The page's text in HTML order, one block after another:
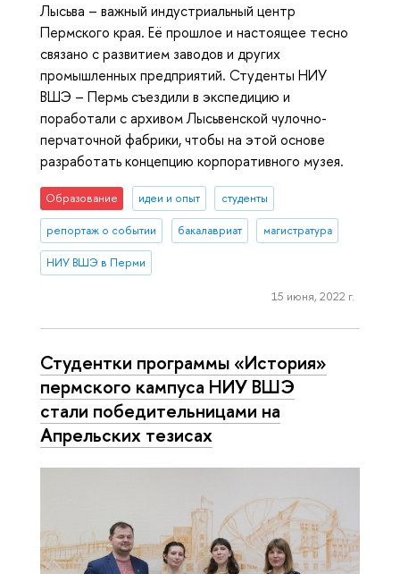
Лысьва – важный индустриальный центр
Пермского края. Её прошлое и настоящее тесно
связано с развитием заводов и других
промышленных предприятий. Студенты НИУ
ВШЭ – Пермь съездили в экспедицию и
поработали с архивом Лысьвенской чулочно-
перчаточной фабрики, чтобы на этой основе
разработать концепцию корпоративного музея.
Образование идеи и опыт студенты
репортаж о событии бакалавриат магистратура
НИУ ВШЭ в Перми
15 июня, 2022 г.
Студентки программы «История»
пермского кампуса НИУ ВШЭ
стали победительницами на
Апрельских тезисах